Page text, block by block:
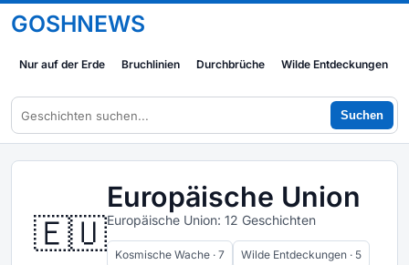
GOSHNEWS
Nur auf der Erde Bruchlinien Durchbrüche Wilde Entdeckungen
Suchen
🇪🇺
Europäische Union
Europäische Union: 12 Geschichten
Kosmische Wache · 7 Wilde Entdeckungen · 5